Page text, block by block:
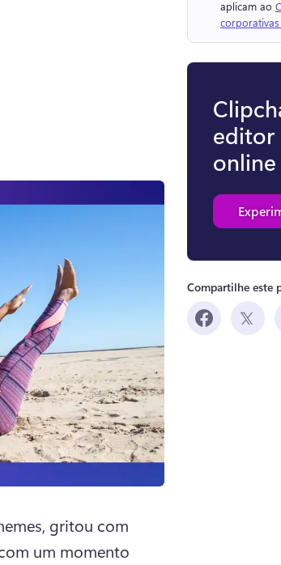
gritou com
um momento
aplicam ao
editor
Compartilhe este